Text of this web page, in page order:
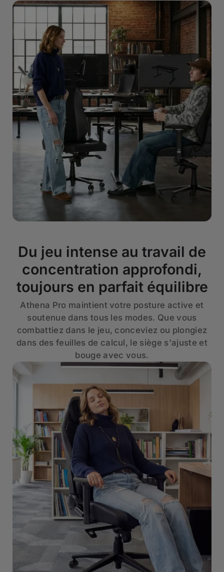
Du jeu intense au travail de
concentration approfondi,
toujours en parfait équilibre
Athena Pro maintient votre posture active et
soutenue dans tous les modes. Que vous
combattiez dans le jeu, conceviez ou plongiez
dans des feuilles de calcul, le siège s'ajuste et
bouge avec vous.